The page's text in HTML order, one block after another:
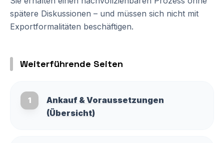
spätere Diskussionen – und müssen sich nicht mit
Exportformalitäten beschäftigen.
Weiterführende Seiten
1
Ankauf & Voraussetzungen
(Übersicht)